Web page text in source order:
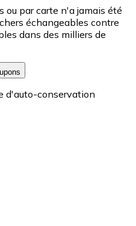
ou par carte n'a jamais été
échangeables contre
dans des milliers de
d'auto-conservation